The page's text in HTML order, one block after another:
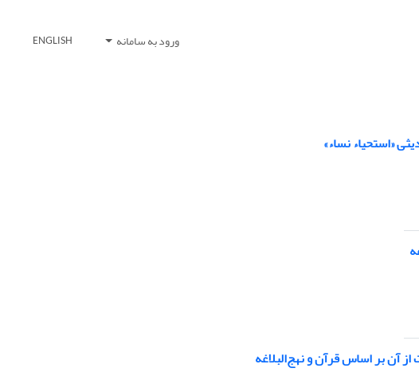
ورود به سامانه ENGLISH
«استحیاء نساء»
آن بر اساس قرآن و نهج‌البلاغه